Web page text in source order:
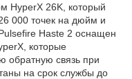
HyperX 26K, который
000 точек на дюйм и
Haste 2 оснащен
которые
обратную связь при
на срок службы до